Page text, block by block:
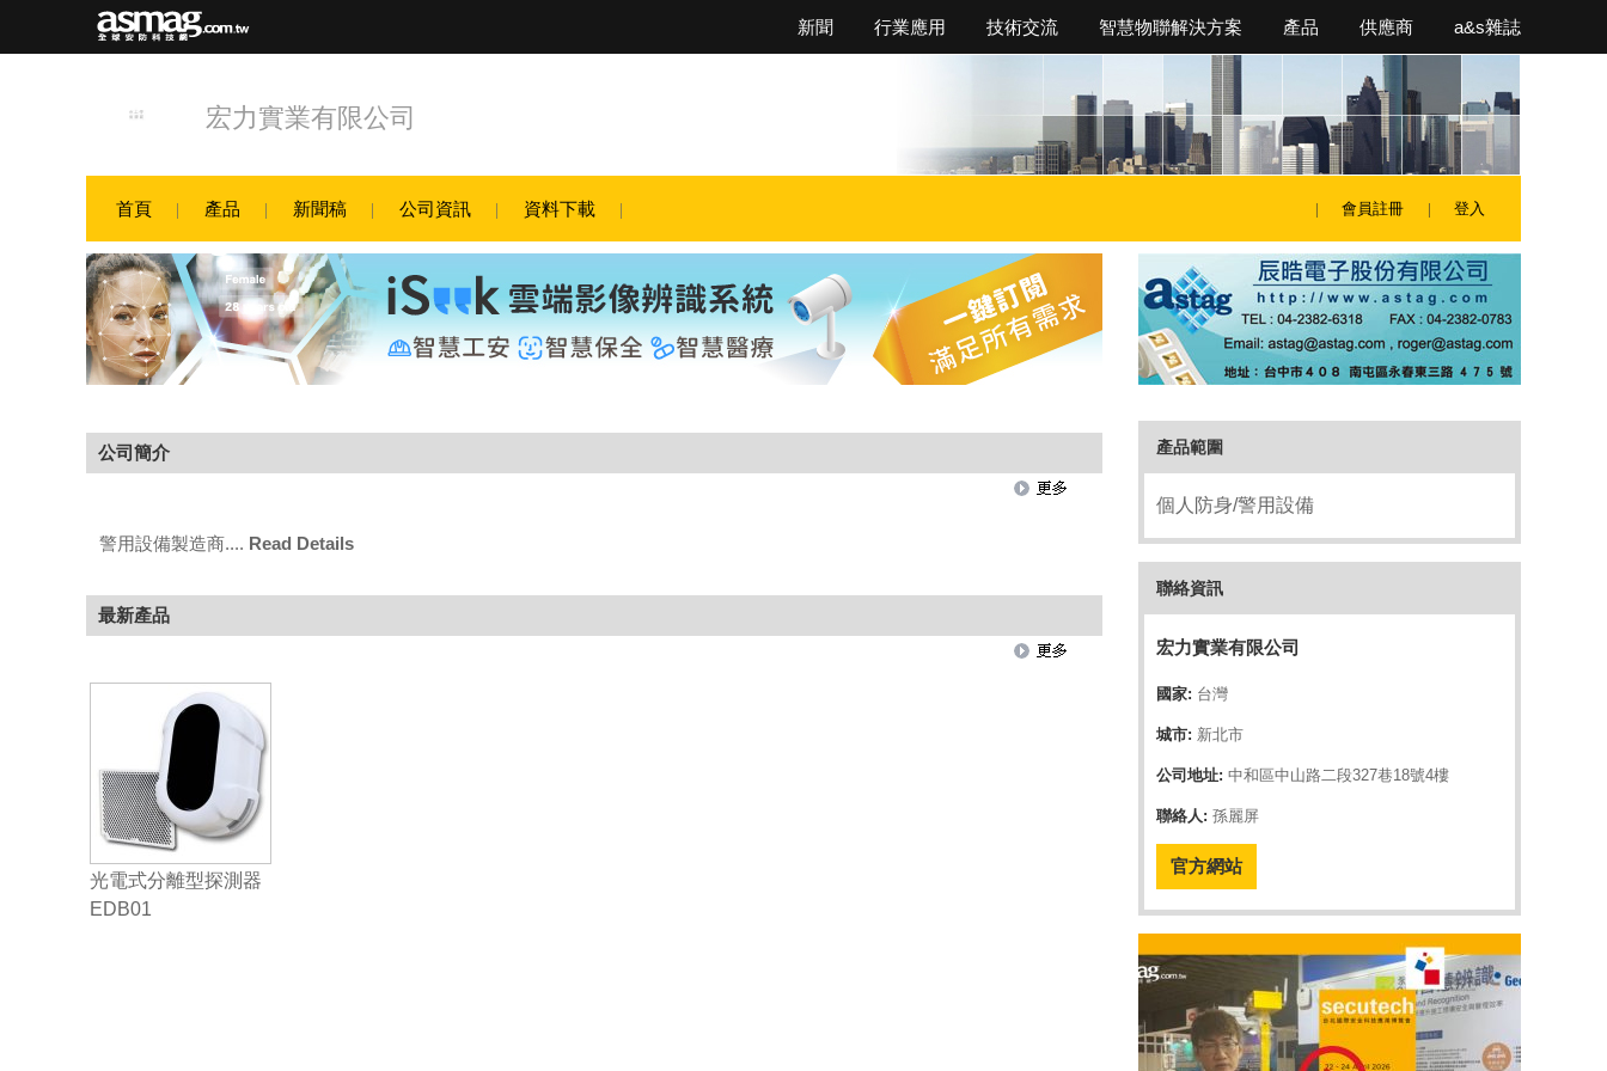
新聞 行業應用 技術交流 智慧物聯解決方案 產品 供應商 a&s雜誌
宏力實業有限公司
首頁 產品 新聞稿 公司資訊 資料下載 會員註冊 登入
產品範圍
個人防身/警用設備
聯絡資訊
宏力實業有限公司
國家: 台灣
城市: 新北市
公司地址: 中和區中山路二段327巷18號4樓
聯絡人: 孫麗屏
官方網站
公司簡介
警用設備製造商.... Read Details
最新產品
光電式分離型探測器
EDB01